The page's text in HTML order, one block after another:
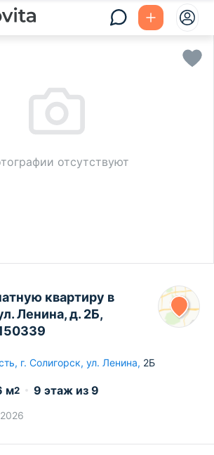
отсутствуют
квартиру в
Ленина, д. 2Б,
, г. Солигорск, ул. Ленина, 2Б
м2 9 этаж из 9